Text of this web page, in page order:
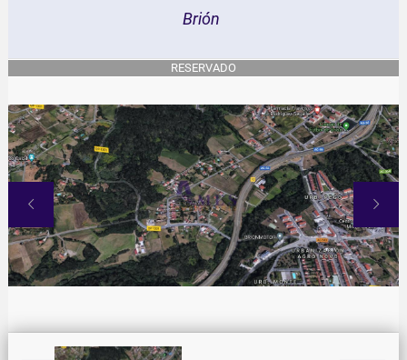
Brión
RESERVADO

